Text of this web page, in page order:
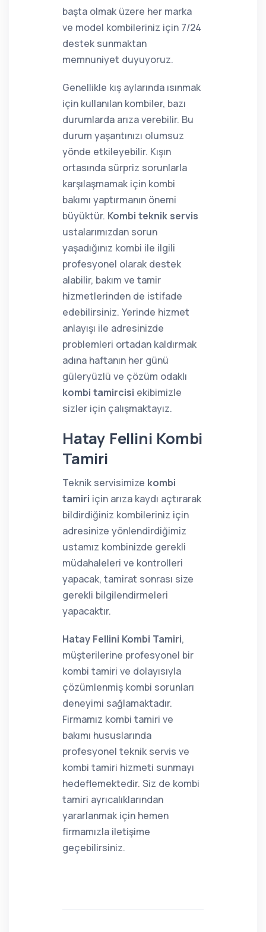
başta olmak üzere her marka
ve model kombileriniz için 7/24
destek sunmaktan
memnuniyet duyuyoruz.
Genellikle kış aylarında ısınmak
için kullanılan kombiler, bazı
durumlarda arıza verebilir. Bu
durum yaşantınızı olumsuz
yönde etkileyebilir. Kışın
ortasında sürpriz sorunlarla
karşılaşmamak için kombi
bakımı yaptırmanın önemi
büyüktür. Kombi teknik servis
ustalarımızdan sorun
yaşadığınız kombi ile ilgili
profesyonel olarak destek
alabilir, bakım ve tamir
hizmetlerinden de istifade
edebilirsiniz. Yerinde hizmet
anlayışı ile adresinizde
problemleri ortadan kaldırmak
adına haftanın her günü
güleryüzlü ve çözüm odaklı
kombi tamircisi ekibimizle
sizler için çalışmaktayız.
Hatay Fellini Kombi
Tamiri
Teknik servisimize kombi
tamiri için arıza kaydı açtırarak
bildirdiğiniz kombileriniz için
adresinize yönlendirdiğimiz
ustamız kombinizde gerekli
müdahaleleri ve kontrolleri
yapacak, tamirat sonrası size
gerekli bilgilendirmeleri
yapacaktır.
Hatay Fellini Kombi Tamiri,
müşterilerine profesyonel bir
kombi tamiri ve dolayısıyla
çözümlenmiş kombi sorunları
deneyimi sağlamaktadır.
Firmamız kombi tamiri ve
bakımı hususlarında
profesyonel teknik servis ve
kombi tamiri hizmeti sunmayı
hedeflemektedir. Siz de kombi
tamiri ayrıcalıklarından
yararlanmak için hemen
firmamızla iletişime
geçebilirsiniz.